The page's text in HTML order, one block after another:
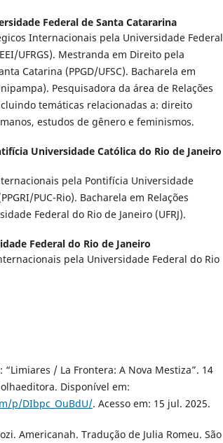
Federal de Santa Catararina
Internacionais pela Universidade Federal
UFRGS). Mestranda em Direito pela
Catarina (PPGD/UFSC). Bacharela em
Pesquisadora da área de Relações
temáticas relacionadas a: direito
estudos de gênero e feminismos.
Universidade Católica do Rio de Janeiro
pela Pontifícia Universidade
PUC-Rio). Bacharela em Relações
Federal do Rio de Janeiro (UFRJ).
Federal do Rio de Janeiro
pela Universidade Federal do Rio
“Limiares / La Frontera: A Nova Mestiza”. 14
Disponível em:
p/DIbpc_OuBdU/. Acesso em: 15 jul. 2025.
Americanah. Tradução de Julia Romeu. São